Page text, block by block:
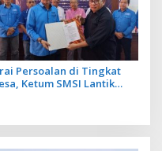
Persoalan di Tingkat
Ketum SMSI Lantik